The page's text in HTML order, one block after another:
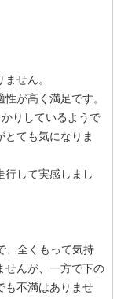
せん。
が高く満足です。
りしているようで
ても気になりま
行して実感しまし
、全くもって気持
せんが、一方で下の
も不満はありませ